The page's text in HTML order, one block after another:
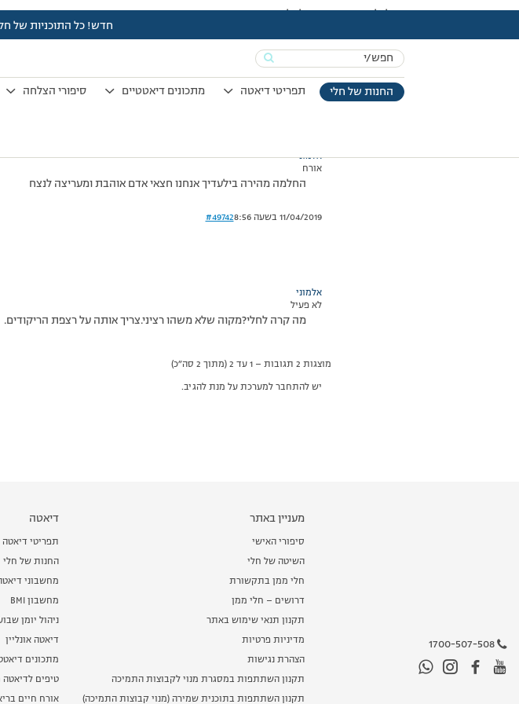
חדש! כל התוכניות של
Search
for:החנות של חלי תפריטי דיאטה מתכונים דיאטטיים סיפורי הצלחה
עמוד הבית>דיונים>פורום>למלאך השומר והדואג לכולנו
מוצגות 2 תגובות – 1 עד 2 (מתוך 2 סה״כ)
17/03/2008 בשעה 22:23
#49741
אלמוני
אורח
החלמה מהירה בילעדיך אנחנו חצאי אדם אוהבת ומעריצה לנצח
11/04/2019 בשעה 8:56 #49742
אלמוני
לא פעיל
מה קרה לחלי?מקוה שלא משהו רציני.צריך אותה על רצפת הריקודים.
מוצגות 2 תגובות – 1 עד 2 (מתוך 2 סה״כ)
יש להתחבר למערכת על מנת להגיב.
1700-507-508
מעניין באתר
סיפורי האישי
השיטה של חלי
חלי ממן בתקשורת
דרושים – חלי ממן
תקנון תנאי שימוש באתר
מדיניות פרטיות
הצהרת נגישות
תקנון השתתפות במסגרת מנוי לקבוצות התמיכה
תקנון השתתפות בתוכנית שמירה (מנוי קבוצות התמיכה)
דיאטה
תפריטי דיאטה
החנות של חלי
מחשבוני
מחשבון BMI
ניהול יומן
דיאטה אונליין
מתכונים
טיפים
אורח חיים